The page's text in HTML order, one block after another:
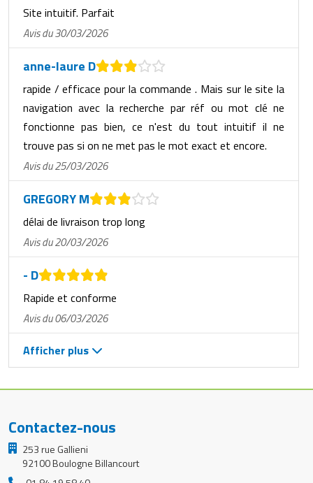
Site intuitif. Parfait
Avis du 30/03/2026
anne-laure D
rapide / efficace pour la commande . Mais sur le site la
navigation avec la recherche par réf ou mot clé ne
fonctionne pas bien, ce n'est du tout intuitif il ne
trouve pas si on ne met pas le mot exact et encore.
Avis du 25/03/2026
GREGORY M
délai de livraison trop long
Avis du 20/03/2026
- D
Rapide et conforme
Avis du 06/03/2026
Afficher plus
Contactez-nous
253 rue Gallieni
92100 Boulogne Billancourt